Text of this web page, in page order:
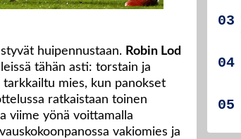
huipennustaan. Robin Lod
tähän asti: torstain ja
mies, kun panokset
ratkaistaan toinen
viime yönä voittamalla
vakiomies ja